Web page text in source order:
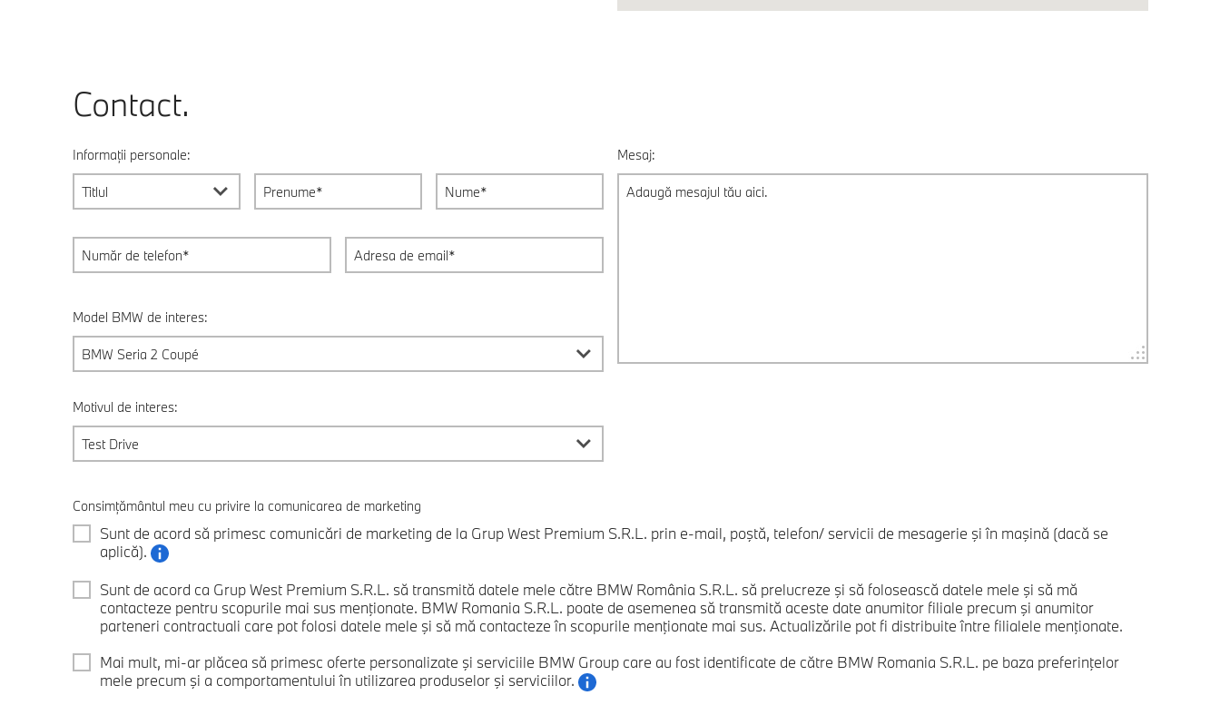
Contact.
Informații personale:
Titlul
Model BMW de interes:
BMW Seria 2 Coupé
Motivul de interes:
Test Drive
Mesaj:
Consimțământul meu cu privire la comunicarea de marketing
Sunt de acord să primesc comunicări de marketing de la Grup West Premium S.R.L. prin e-mail, poştă, telefon/ servicii de mesagerie şi în maşină (dacă se
aplică).
Sunt de acord ca Grup West Premium S.R.L. să transmită datele mele către BMW România S.R.L. să prelucreze şi să folosească datele mele şi să mă
contacteze pentru scopurile mai sus menţionate. BMW Romania S.R.L. poate de asemenea să transmită aceste date anumitor filiale precum şi anumitor
parteneri contractuali care pot folosi datele mele şi să mă contacteze în scopurile menţionate mai sus. Actualizările pot fi distribuite între filialele menţionate.
Mai mult, mi-ar plăcea să primesc oferte personalizate şi serviciile BMW Group care au fost identificate de către BMW Romania S.R.L. pe baza preferinţelor
mele precum şi a comportamentului în utilizarea produselor şi serviciilor.